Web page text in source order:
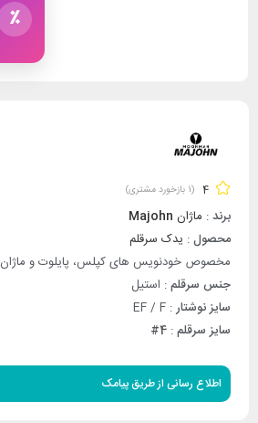
٪
4
(
1 بازخورد مشتری)
برند: ماژان Majohn
محصول: یدک سرقلم
مخصوص خودنویس های کپلس، پایلوت و ماژان
جنس سرقلم: استیل
سایز نوشتار: EF / F
سایز سرقلم:
4#
اطلاع رسانی از طریق پیامک